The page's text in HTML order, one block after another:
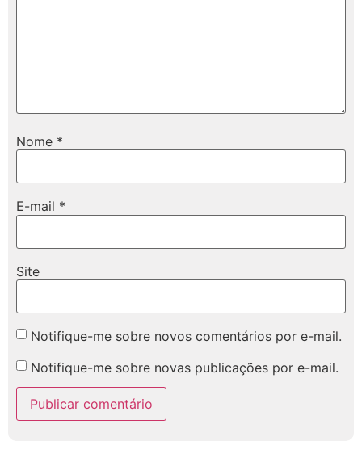
Nome *
E-mail *
Site
Notifique-me sobre novos comentários por e-mail.
Notifique-me sobre novas publicações por e-mail.